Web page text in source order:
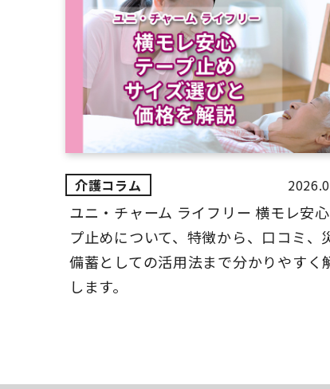
ユニ・チャーム ライフリー 横モレ安
プ止めについて、特徴から、口コミ、
備蓄としての活用法まで分かりやすく
します。